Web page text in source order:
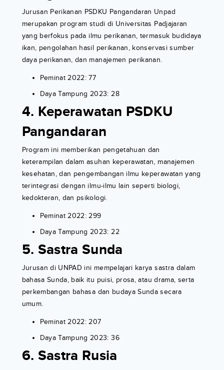
Jurusan Perikanan PSDKU Pangandaran Unpad
merupakan program studi di Universitas Padjajaran
yang berfokus pada ilmu perikanan, termasuk budidaya
ikan, pengolahan hasil perikanan, konservasi sumber
daya perikanan, dan manajemen perikanan.
Peminat 2022: 77
Daya Tampung 2023: 28
4. Keperawatan PSDKU
Pangandaran
Program ini memberikan pengetahuan dan
keterampilan dalam asuhan keperawatan, manajemen
kesehatan, dan pengembangan ilmu keperawatan yang
terintegrasi dengan ilmu-ilmu lain seperti biologi,
kedokteran, dan psikologi.
Peminat 2022: 299
Daya Tampung 2023: 22
5. Sastra Sunda
Jurusan di UNPAD ini mempelajari karya sastra dalam
bahasa Sunda, baik itu puisi, prosa, atau drama, serta
perkembangan bahasa dan budaya Sunda secara
umum.
Peminat 2022: 207
Daya Tampung 2023: 36
6. Sastra Rusia